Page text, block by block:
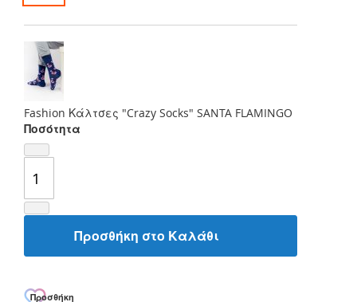
Fashion Κάλτσες "Crazy Socks" SANTA FLAMINGO
Ποσότητα
Προσθήκη στο Καλάθι
Προσθήκη